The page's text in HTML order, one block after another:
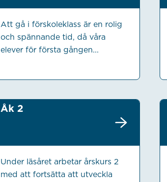
Att gå i förskoleklass är en rolig
och spännande tid, då våra
elever för första gången...
Åk 2
Under läsåret arbetar årskurs 2
med att fortsätta att utveckla